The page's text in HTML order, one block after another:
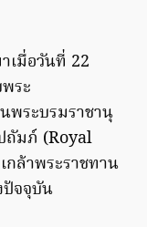
เมื่อวันที่ 22
ระ
พระบรมราชานุ
ถัมภ์ (Royal
ล้าพระราชทาน
จจุบัน